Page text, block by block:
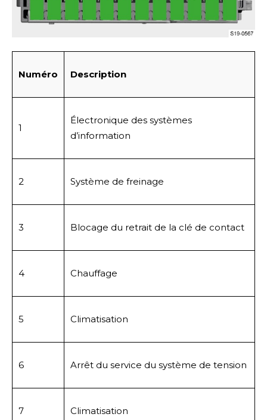
Numéro Description
1
Électronique des systèmes
d’information
2 Système de freinage
3 Blocage du retrait de la clé de contact
4 Chauffage
5 Climatisation
6 Arrêt du service du système de tension
7 Climatisation